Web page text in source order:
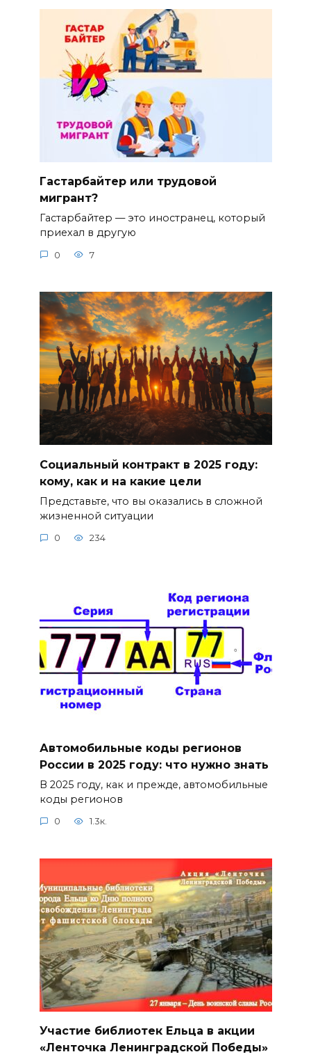
Гастарбайтер или трудовой
мигрант?
Гастарбайтер — это иностранец, который
приехал в другую
0 7
Социальный контракт в 2025 году:
кому, как и на какие цели
Представьте, что вы оказались в сложной
жизненной ситуации
0 234
Автомобильные коды регионов
России в 2025 году: что нужно знать
В 2025 году, как и прежде, автомобильные
коды регионов
0 1.3к.
Участие библиотек Ельца в акции
«Ленточка Ленинградской Победы»